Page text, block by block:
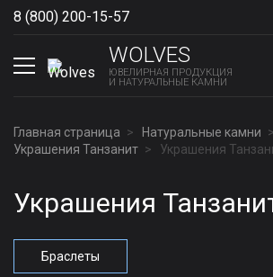
8 (800) 200-15-57
WOLVES
ЮВЕЛИРНАЯ ПРОДУКЦИЯ
И НАТУРАЛЬНЫЕ КАМНИ
Главная страница
Натуральные камни
Украшения Танзанит
Украшения
Украшения
Браслеты